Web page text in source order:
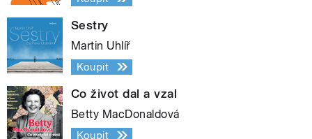
Sestry
Martin Uhlíř
Koupit
Co život dal a vzal
Betty MacDonaldová
Koupit